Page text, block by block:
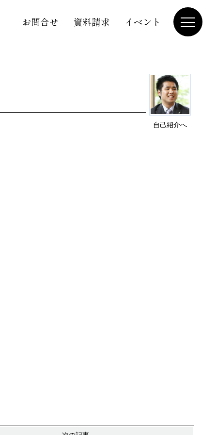
お問合せ 資料請求 イベント
自己紹介へ